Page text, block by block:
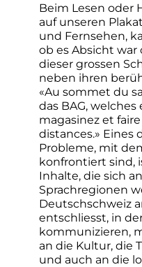
Beim Lesen oder
auf unseren
und Fernsehen,
ob es Absicht
dieser grossen
neben ihren
«Au sommet du
das BAG,
magasinez et
distances.» Eines
Probleme, mit
konfrontiert sind,
Inhalte, die sich
Sprachregionen
Deutschschweiz
entschliesst, in
kommunizieren,
an die Kultur, die
und auch an die